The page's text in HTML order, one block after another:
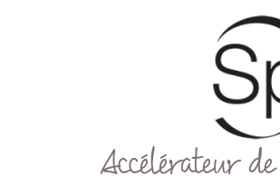
SPAS
GRAND
Accélérateur